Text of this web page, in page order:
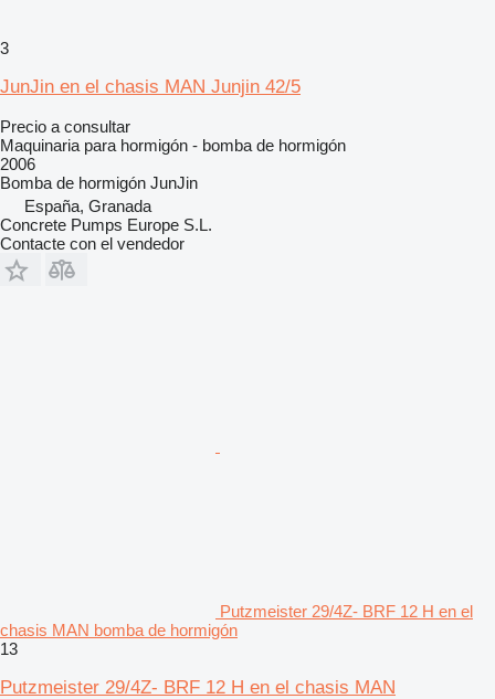
3
JunJin en el chasis MAN Junjin 42/5
Precio a consultar
Maquinaria para hormigón - bomba de hormigón
2006
Bomba de hormigón JunJin
España, Granada
Concrete Pumps Europe S.L.
Contacte con el vendedor
Putzmeister 29/4Z- BRF 12 H en el
chasis MAN bomba de hormigón
13
Putzmeister 29/4Z- BRF 12 H en el chasis MAN